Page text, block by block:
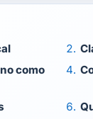
como